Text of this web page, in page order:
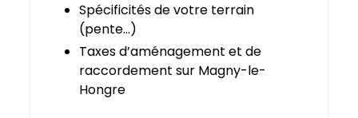
Spécificités de votre terrain
(pente…)
Taxes d’aménagement et de
raccordement sur Magny-le-
Hongre